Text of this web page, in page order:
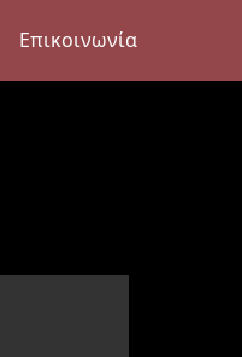
Επικοινωνία